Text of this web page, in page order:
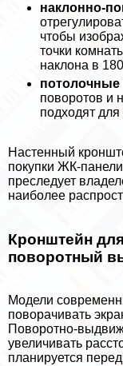
наклонно-
чтобы
точки
наклона в
потолочные
поворотов и
подходят
Настенный
покупки ЖК-панели
преследует
наиболее
Кронштейн
поворотный
Модели
поворачивать
Поворотно-
увеличивать
планируется